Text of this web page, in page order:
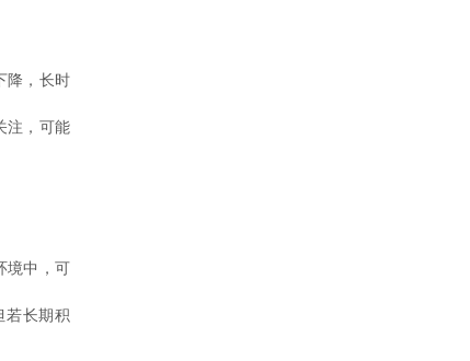
降，长时
注，可能
境中，可
若长期积